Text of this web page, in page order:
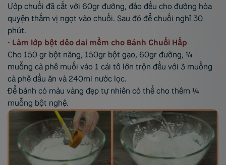
Ướp chuối đã cắt với 60gr đường, đảo đều cho đường hòa
quyện thấm vị ngọt vào chuối. Sau đó để chuối nghỉ 30
phút.
• Làm lớp bột dẻo dai mềm cho Bánh Chuối Hấp
Cho 150 gr bột năng, 150gr bột gạo, 60gr đường, ¼
muỗng cà phê muối vào 1 cái tô lớn trộn đều với 3 muỗng
cà phê dầu ăn và 240ml nước lọc.
Để bánh có màu vàng đẹp tự nhiên có thể cho thêm ¼
muỗng bột nghệ.